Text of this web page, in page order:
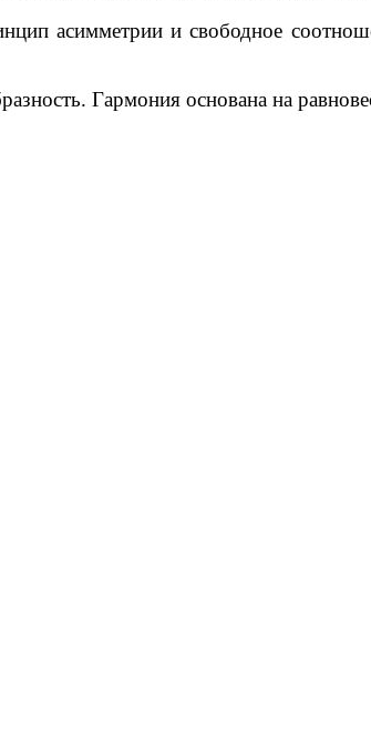
асимметрии и свободное
Гармония основана на